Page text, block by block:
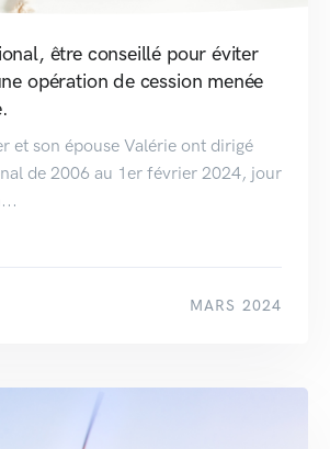
être conseillé pour éviter
opération de cession menée
et son épouse Valérie ont dirigé
de 2006 au 1er février 2024, jour
MARS 2024